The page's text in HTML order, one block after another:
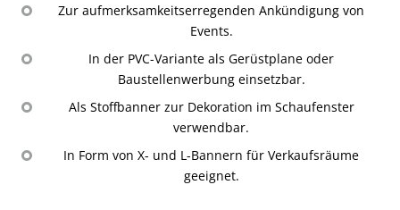
Zur aufmerksamkeitserregenden Ankündigung von
Events.
In der PVC-Variante als Gerüstplane oder
Baustellenwerbung einsetzbar.
Als Stoffbanner zur Dekoration im Schaufenster
verwendbar.
In Form von X- und L-Bannern für Verkaufsräume
geeignet.